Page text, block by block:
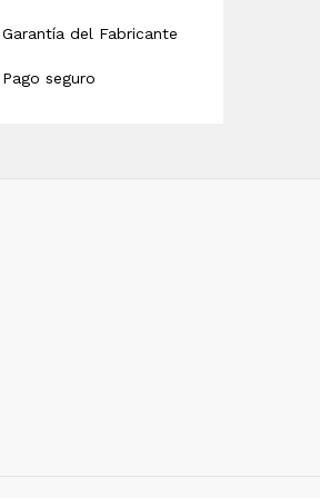
Garantía del Fabricante
Pago seguro